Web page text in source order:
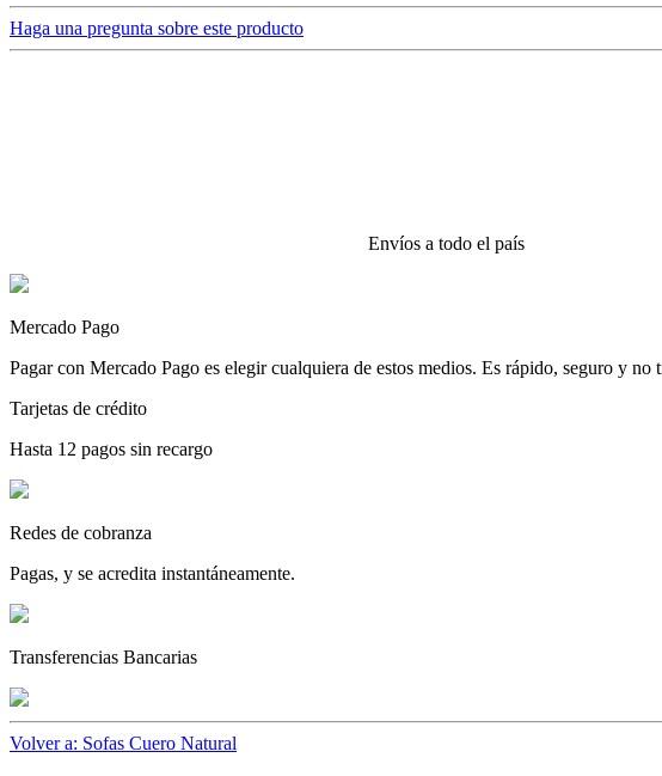
Haga una pregunta sobre este producto
Envíos a todo el país
Mercado Pago
Pagar con Mercado Pago es elegir cualquiera de estos medios. Es rápido, seguro y no
Tarjetas de crédito
Hasta 12 pagos sin recargo
Redes de cobranza
Pagas, y se acredita instantáneamente.
Transferencias Bancarias
Volver a: Sofas Cuero Natural